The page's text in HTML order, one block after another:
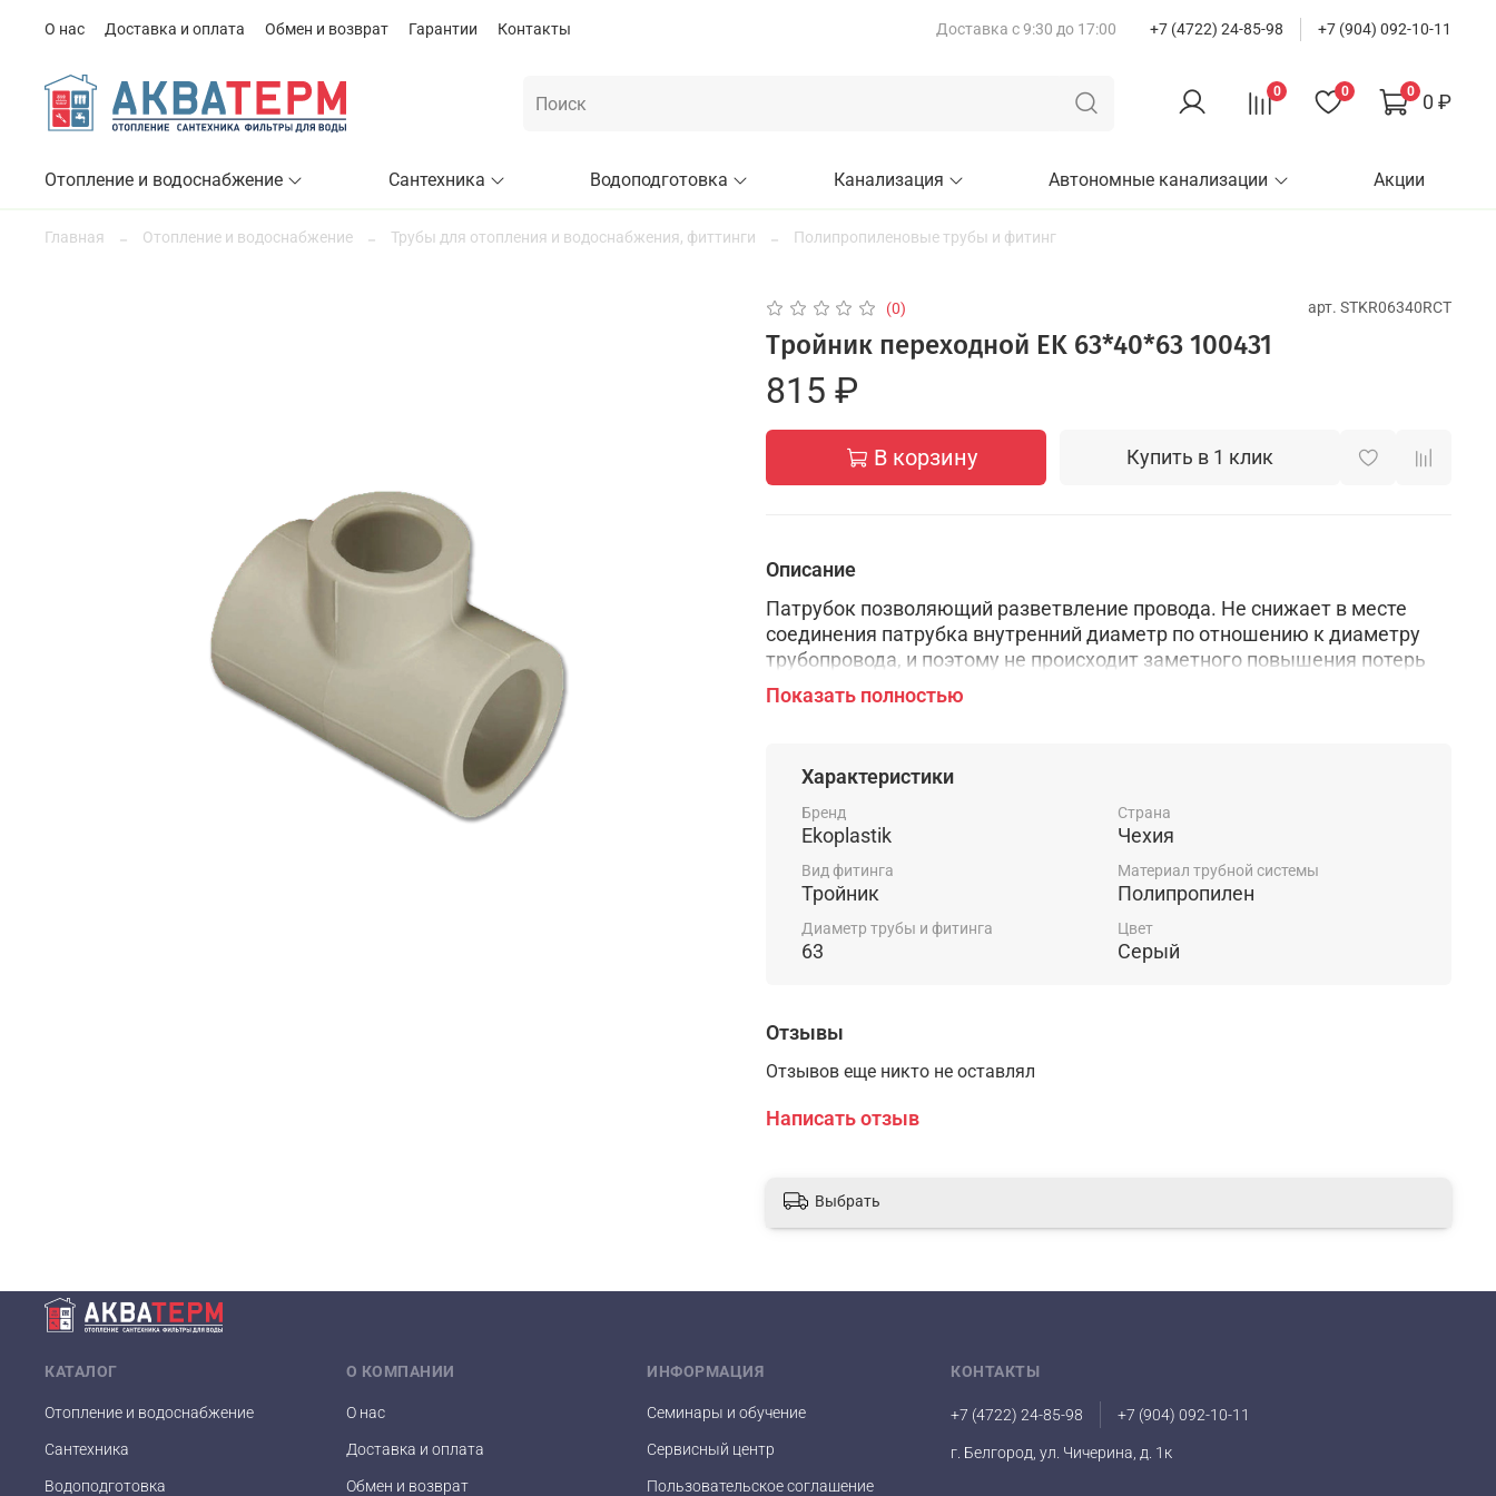
О нас Доставка и оплата Обмен и возврат Гарантии Контакты Доставка с 9:30 до 17:00 +7 (4722) 24-85-98 +7 (904) 092-10-11
0 0 0 0 ₽
Отопление и водоснабжение Сантехника Водоподготовка Канализация Автономные канализации Акции
Главная Отопление и водоснабжение Трубы для отопления и водоснабжения, фиттинги Полипропиленовые трубы и фитинг
(0) арт. STKR06340RCT
Тройник переходной EK 63*40*63 100431
815 ₽
В корзину Купить в 1 клик
Описание
Патрубок позволяющий разветвление провода. Не снижает в месте
соединения патрубка внутренний диаметр по отношению к диаметру
трубопровода, и поэтому не происходит заметного повышения потерь
давления в проводке.
Показать полностью
Характеристики
Бренд
Ekoplastik
Страна
Чехия
Вид фитинга
Тройник
Материал трубной системы
Полипропилен
Диаметр трубы и фитинга
63
Цвет
Серый
Отзывы
Отзывов еще никто не оставлял
Написать отзыв
Выбрать
КАТАЛОГ
Отопление и водоснабжение
Сантехника
Водоподготовка
О КОМПАНИИ
О нас
Доставка и оплата
Обмен и возврат
ИНФОРМАЦИЯ
Семинары и обучение
Сервисный центр
Пользовательское соглашение
КОНТАКТЫ
+7 (4722) 24-85-98 +7 (904) 092-10-11
г. Белгород, ул. Чичерина, д. 1к